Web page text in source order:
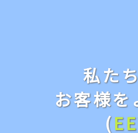
私た
お客様を
(